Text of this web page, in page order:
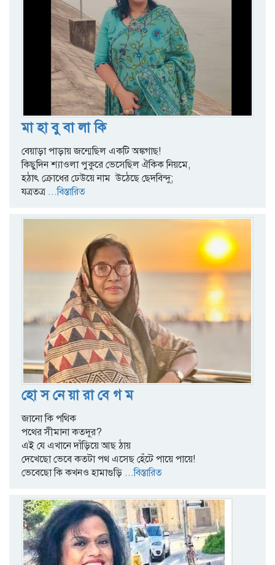
মা হা বু বা লা কি
বেয়াড়া পাড়ায় জন্মেছিল একটি অঙ্কগাছ!
কিছুদিন শ্যাওলা পুকুরে ভেসেছিল ঐকিক নিয়মে,
হঠাৎ ক্রোধের ঢেউয়ে নাম উঠেছে ছেদবিন্দু;
যত্রতত্র ...বিস্তারিত
হো স নে য়া রা বে গ ম
জানো কি পথিক
পথের সীমানা কতদূর?
এই যে এখানে দাঁড়িয়ে আছ ঠায়
দেখেছো ভেবে কতটা পথ এসেছ হেঁটে পায়ে পায়ে!
ভেবেছো কি কখনও হামাগুড়ি ...বিস্তারিত